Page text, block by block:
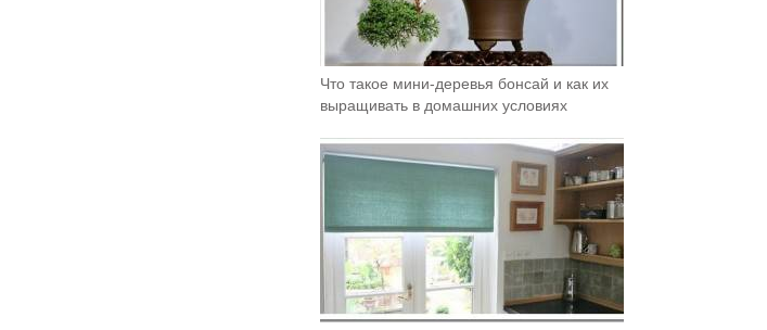
Что такое мини-деревья бонсай и как их
выращивать в домашних условиях